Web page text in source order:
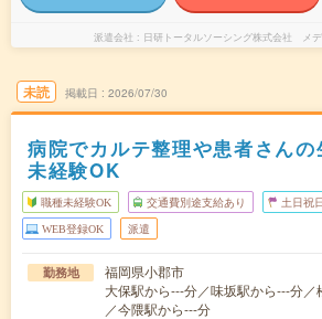
派遣会社 日研トータルソーシング株式会社 メ
未読 掲載日 2026/07/30
病院でカルテ整理や患者さんの
未経験OK
職種未経験OK 交通費別途支給あり 土日祝
WEB登録OK 派遣
勤務地
福岡県小郡市
大保駅から---分／味坂駅から---分
／今隈駅から---分